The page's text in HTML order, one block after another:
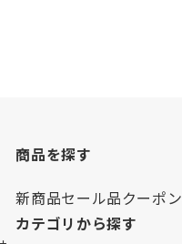
商品を探す
新商品セール品クーポン
カテゴリから探す